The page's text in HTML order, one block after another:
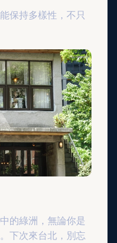
保持多樣性，不只
的綠洲，無論你是
下次來台北，別忘